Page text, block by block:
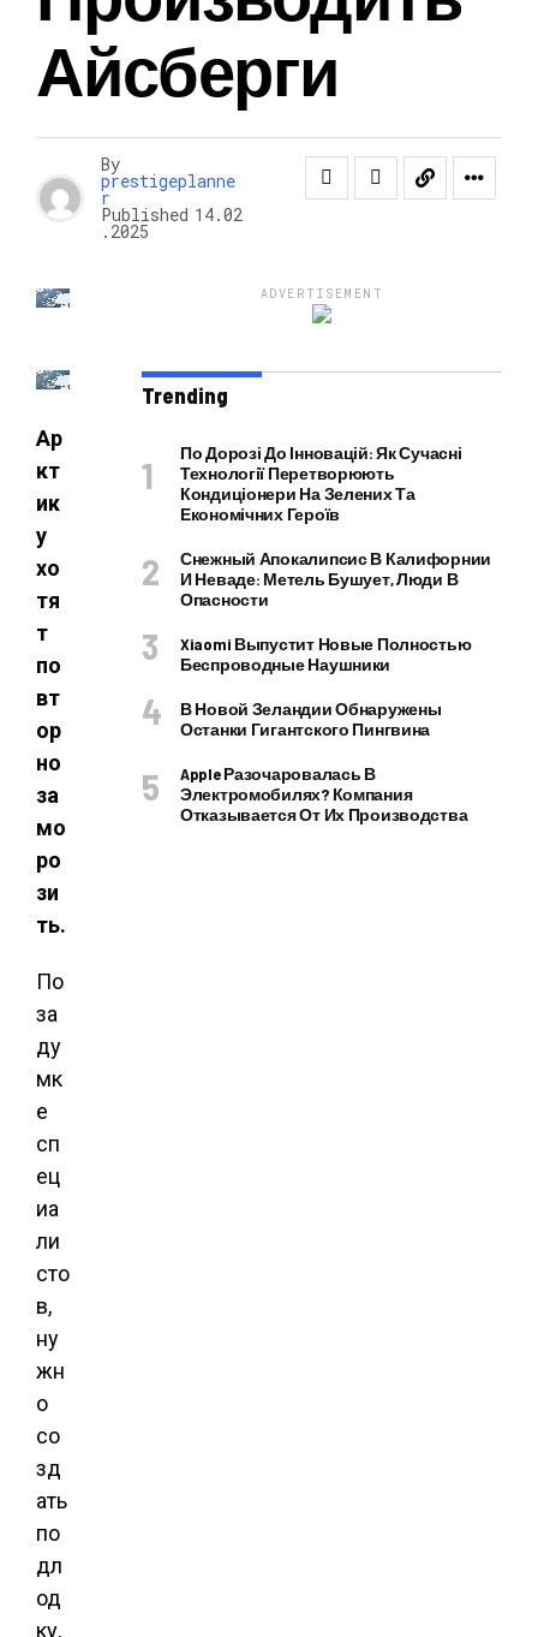
Айсберги
By
prestigeplanne
r
Published 14.02
.2025
Ар
кт
ик
у
хо
тя
т
по
вт
ор
но
за
мо
ро
зи
ть.
По
за
ду
мк
е
сп
ец
иа
ли
сто
в,
ну
жн
о
со
зд
ать
по
дл
од
ку,
ADVERTISEMENT
Trending
По Дорозі До Інновацій: Як Сучасні
Технології Перетворюють
Кондиціонери На Зелених Та
Економічних Героїв
Снежный Апокалипсис В Калифорнии
И Неваде: Метель Бушует, Люди В
Опасности
Xiaomi Выпустит Новые Полностью
Беспроводные Наушники
В Новой Зеландии Обнаружены
Останки Гигантского Пингвина
Apple Разочаровалась В
Электромобилях? Компания
Отказывается От Их Производства